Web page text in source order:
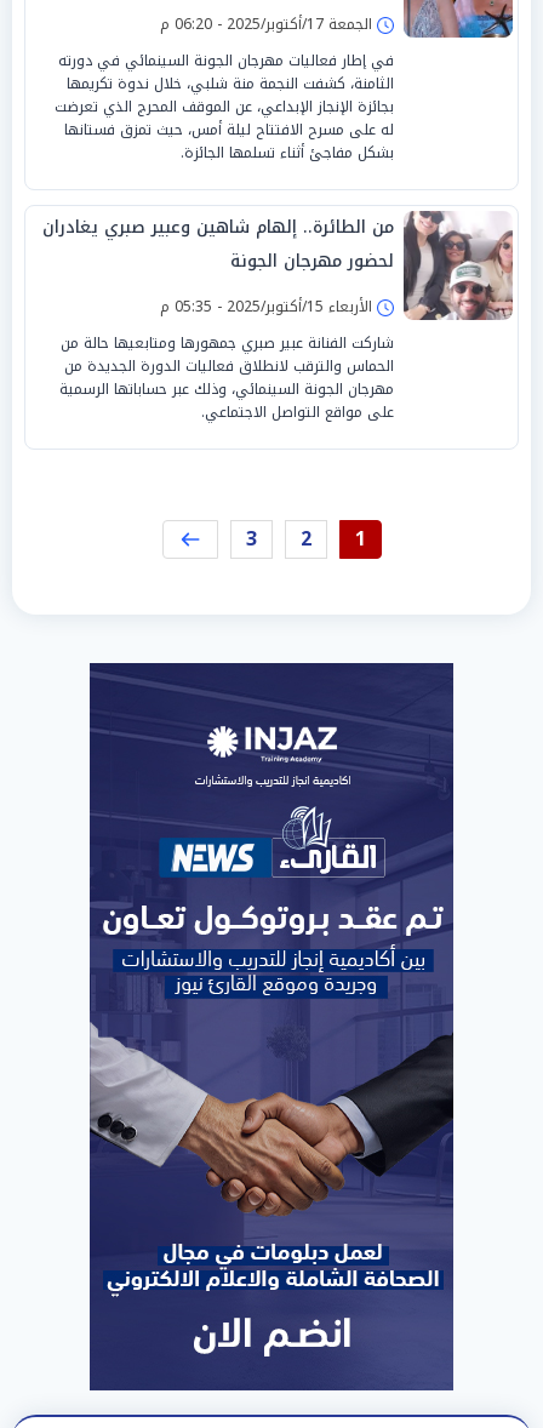
الجمعة 17/أكتوبر/2025 - 06:20 م
في إطار فعاليات مهرجان الجونة السينمائي في دورته
الثامنة، كشفت النجمة منة شلبي، خلال ندوة تكريمها
بجائزة الإنجاز الإبداعي، عن الموقف المحرج الذي تعرضت
له على مسرح الافتتاح ليلة أمس، حيث تمزق فستانها
بشكل مفاجئ أثناء تسلمها الجائزة.
من الطائرة.. إلهام شاهين وعبير صبري يغادران
لحضور مهرجان الجونة
الأربعاء 15/أكتوبر/2025 - 05:35 م
شاركت الفنانة عبير صبري جمهورها ومتابعيها حالة من
الحماس والترقب لانطلاق فعاليات الدورة الجديدة من
مهرجان الجونة السينمائي، وذلك عبر حساباتها الرسمية
على مواقع التواصل الاجتماعي.
1
2
3